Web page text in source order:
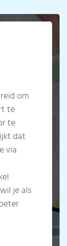
om
te
te
dat
via
je als